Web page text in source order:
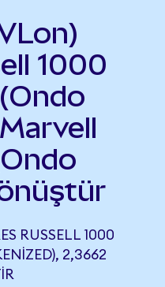
1000
RUSSELL 1000
2,3662